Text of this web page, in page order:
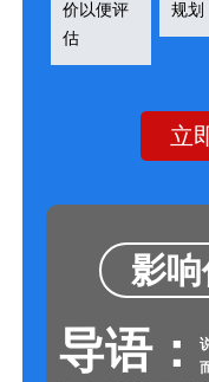
价以便评
估
规划
立
影
导语：